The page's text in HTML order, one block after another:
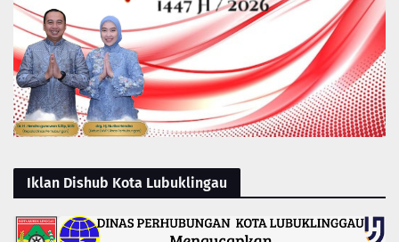
Iklan Dishub Kota Lubuklingau